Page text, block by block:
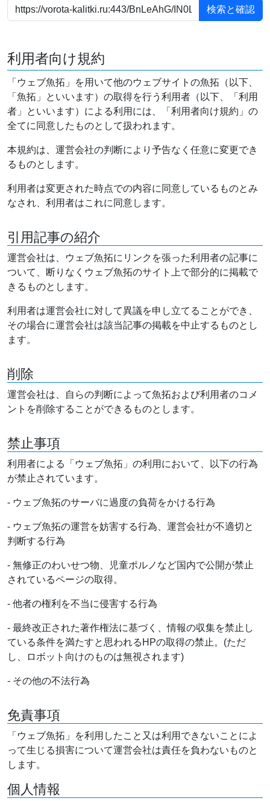
利用者向け規約
「ウェブ魚拓」を用いて他のウェブサイトの魚拓（以下、
「魚拓」といいます）の取得を行う利用者（以下、「利用
者」といいます）による利用には、「利用者向け規約」の
全てに同意したものとして扱われます。
本規約は、運営会社の判断により予告なく任意に変更でき
るものとします。
利用者は変更された時点での内容に同意しているものとみ
なされ、利用者はこれに同意します。
引用記事の紹介
運営会社は、ウェブ魚拓にリンクを張った利用者の記事に
ついて、断りなくウェブ魚拓のサイト上で部分的に掲載で
きるものとします。
利用者は運営会社に対して異議を申し立てることができ、
その場合に運営会社は該当記事の掲載を中止するものとし
ます。
削除
運営会社は、自らの判断によって魚拓および利用者のコメ
ントを削除することができるものとします。
禁止事項
利用者による「ウェブ魚拓」の利用において、以下の行為
が禁止されています。
- ウェブ魚拓のサーバに過度の負荷をかける行為
- ウェブ魚拓の運営を妨害する行為、運営会社が不適切と
判断する行為
- 無修正のわいせつ物、児童ポルノなど国内で公開が禁止
されているページの取得。
- 他者の権利を不当に侵害する行為
- 最終改正された著作権法に基づく、情報の収集を禁止し
ている条件を満たすと思われるHPの取得の禁止。(ただ
し、ロボット向けのものは無視されます)
- その他の不法行為
免責事項
「ウェブ魚拓」を利用したこと又は利用できないことによ
って生じる損害について運営会社は責任を負わないものと
します。
個人情報